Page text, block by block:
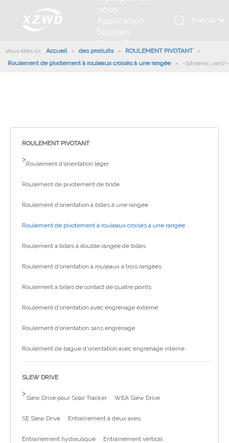
Roulement pivotant
nous
Profil de la société
Équipements de test
Application
Machines d'ingénierie
Robot De Soudage
Soutien
Installation de roulement
Fabrication
Nouvelles
Anneaux de pivotement
Nouvelles de l'industrie
Contactez
nous
Français
românesc
Türk dili
Italiano
Vous êtes ici: Accueil » des produits » ROULEMENT PIVOTANT
»
Roulement de pivotement à rouleaux croisés à une rangée
» ~!phoenix_var0!~
ROULEMENT PIVOTANT
>
Roulement d'orientation léger
Roulement de pivotement de bride
Roulement d'orientation à billes à une rangée
Roulement de pivotement à rouleaux croisés à une rangée
Roulement à billes à double rangée de billes
Roulement d'orientation à rouleaux à trois rangées
Roulement à billes de contact de quatre points
Roulement d'orientation avec engrenage externe
Roulement d'orientation sans engrenage
Roulement de bague d'orientation avec engrenage interne
SLEW DRIVE
>
Slew Drive pour Solar Tracker WEA Slew Drive
SE Slew Drive Entraînement à deux axes
Entraînement hydraulique Entraînement vertical